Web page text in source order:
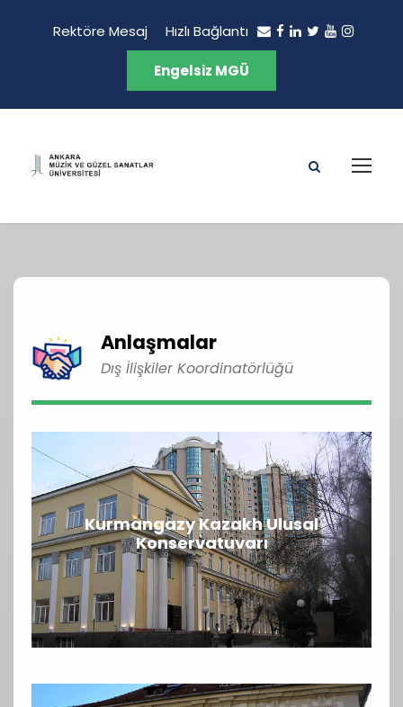
Rektöre Mesaj Hızlı Bağlantı
Engelsiz MGÜ
Anlaşmalar
Dış İlişkiler Koordinatörlüğü
Kurmangazy Kazakh Ulusal
Konservatuvarı